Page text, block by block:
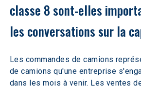
classe 8 sont-elles
les conversations sur la
Les commandes de camions
de camions qu'une entreprise
dans les mois à venir. Les ventes